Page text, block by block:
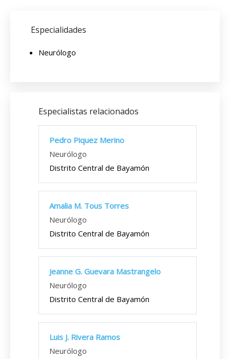
Especialidades
Neurólogo
Especialistas relacionados
Pedro Piquez Merino
Neurólogo
Distrito Central de Bayamón
Amalia M. Tous Torres
Neurólogo
Distrito Central de Bayamón
Jeanne G. Guevara Mastrangelo
Neurólogo
Distrito Central de Bayamón
Luis J. Rivera Ramos
Neurólogo